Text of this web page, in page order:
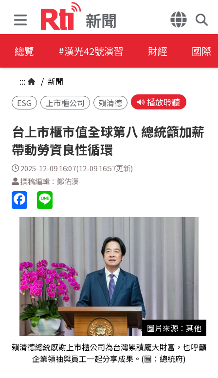
新聞
總覽 #漢光42號演習 財經 國際
::: / 新聞
ESG
上市櫃公司 賴清德 播放聆聽
台上市櫃市值全球第八 總統籲加薪
帶動勞資良性循環
2025-12-09 16:07(12-09 16:57更新)
撰稿編輯：鄭佑漢
圖片來源：其他
賴清德總統感謝上市櫃公司為台灣累積龐大財富，也呼籲
企業領袖與員工一起分享成果。(圖：總統府)